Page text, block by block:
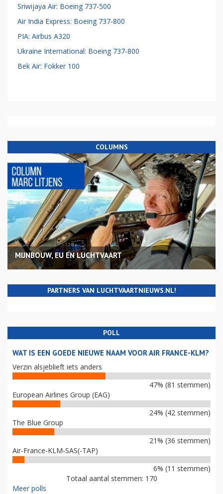
Sriwijaya Air: Boeing 737-500
Air India Express: Boeing 737-800
PIA: Airbus A320
Ukraine International: Boeing 737-800
Bek Air: Fokker 100
COLUMNS
MIJNBOUW, EU EN LUCHTVAART
PARTNERS VAN LUCHTVAARTNIEUWS.NL!
POLL
WAT IS EEN GOEDE NIEUWE NAAM VOOR AIR FRANCE-KLM?
Verzin alsjeblieft iets anders
47% (81 stemmen)
European Airlines Group (EAG)
24% (42 stemmen)
The Blue Group
21% (36 stemmen)
Air-France-KLM-SAS(-TAP)
6% (11 stemmen)
Totaal aantal stemmen: 170
Meer polls